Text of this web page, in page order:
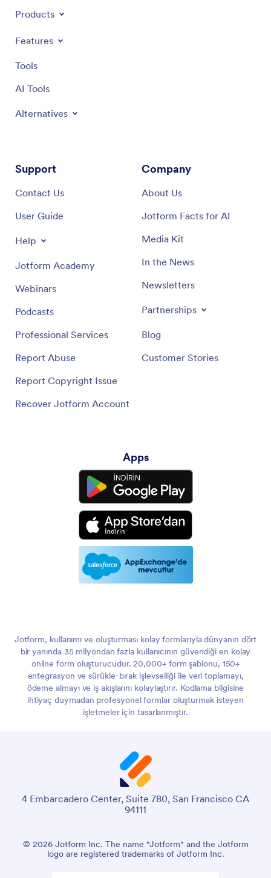
Products
Features
Tools
AI Tools
Alternatives
Support
Contact Us
User Guide
Help
Jotform Academy
Webinars
Podcasts
Professional Services
Report Abuse
Report Copyright Issue
Recover Jotform Account
Company
About Us
Jotform Facts for AI
Media Kit
In the News
Newsletters
Partnerships
Blog
Customer Stories
Apps
Jotform, kullanımı ve oluşturması kolay formlarıyla dünyanın dört
bir yanında 35 milyondan fazla kullanıcının güvendiği en kolay
online form oluşturucudur. 20,000+ form şablonu, 150+
entegrasyon ve sürükle-bırak işlevselliği ile veri toplamayı,
ödeme almayı ve iş akışlarını kolaylaştırır. Kodlama bilgisine
ihtiyaç duymadan profesyonel formlar oluşturmak isteyen
işletmeler için tasarlanmıştır.
4 Embarcadero Center, Suite 780, San Francisco CA
94111
© 2026 Jotform Inc. The name "Jotform" and the Jotform
logo are registered trademarks of Jotform Inc.